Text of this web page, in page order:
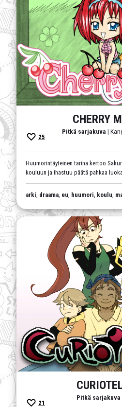
CHERRY
Pitkä sarjakuva |
25
Huumorintäyteinen tarina kertoo
kouluun ja ihastuu päätä pahkaa
arki, draama, eu, huumori, koulu,
Pitkä sarjakuva
21